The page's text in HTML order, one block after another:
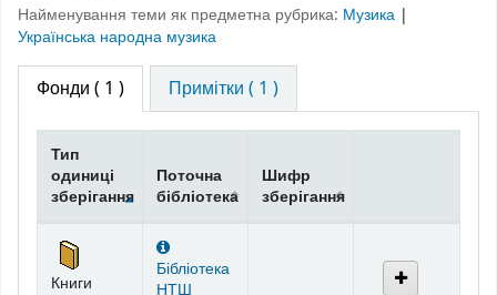
Найменування теми як предметна рубрика: Музика |
Українська народна музика
Фонди ( 1 ) Примітки ( 1 )
Фонди
Тип
одиниці
зберігання
Поточна
бібліотека
Шифр
зберігання
Книги
Бібліотека
НТШ